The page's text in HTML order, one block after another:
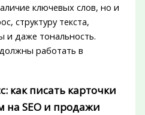
ключевых слов, но и
структуру текста,
и даже тональность.
работать в
как писать карточки
на SEO и продажи